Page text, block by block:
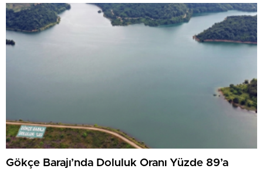
Gökçe Barajı’nda Doluluk Oranı Yüzde 89’a